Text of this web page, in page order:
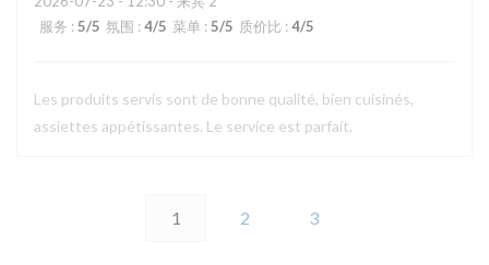
服务 : 5/5 氛围 : 4/5 菜单 : 5/5 质价比 : 4/5
Les produits servis sont de bonne qualité, bien cuisinés,
assiettes appétissantes. Le service est parfait.
1 2 3